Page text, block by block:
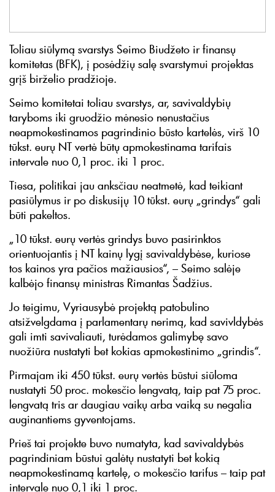
Toliau siūlymą svarstys Seimo Biudžeto ir finansų
komitetas (BFK), į posėdžių salę svarstymui projektas
grįš birželio pradžioje.
Seimo komitetai toliau svarstys, ar, savivaldybių
taryboms iki gruodžio mėnesio nenustačius
neapmokestinamos pagrindinio būsto kartelės, virš 10
tūkst. eurų NT vertė būtų apmokestinama tarifais
intervale nuo 0,1 proc. iki 1 proc.
Tiesa, politikai jau anksčiau neatmetė, kad teikiant
pasiūlymus ir po diskusijų 10 tūkst. eurų „grindys“ gali
būti pakeltos.
„10 tūkst. eurų vertės grindys buvo pasirinktos
orientuojantis į NT kainų lygį savivaldybėse, kuriose
tos kainos yra pačios mažiausios“, – Seimo salėje
kalbėjo finansų ministras Rimantas Šadžius.
Jo teigimu, Vyriausybė projektą patobulino
atsižvelgdama į parlamentarų nerimą, kad savivldybės
gali imti savivaliauti, turėdamos galimybę savo
nuožiūra nustatyti bet kokias apmokestinimo „grindis“.
Pirmajam iki 450 tūkst. eurų vertės būstui siūloma
nustatyti 50 proc. mokesčio lengvatą, taip pat 75 proc.
lengvatą tris ar daugiau vaikų arba vaiką su negalia
auginantiems gyventojams.
Prieš tai projekte buvo numatyta, kad savivaldybės
pagrindiniam būstui galėtų nustatyti bet kokią
neapmokestinamą kartelę, o mokesčio tarifus – taip pat
intervale nuo 0,1 iki 1 proc.